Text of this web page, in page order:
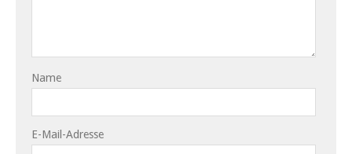
Name
E-Mail-Adresse